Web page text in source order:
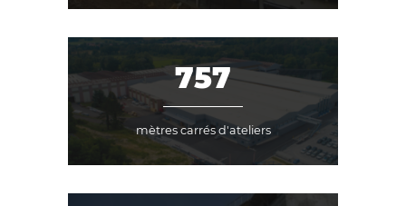
7766
mètres carrés d'ateliers